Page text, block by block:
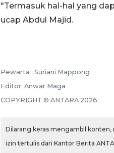
"Termasuk hal-hal yang
ucap Abdul Majid.
Pewarta : Suriani Mappong
Editor: Anwar Maga
COPYRIGHT © ANTARA 2026
Dilarang keras mengambil
izin tertulis dari Kantor Berita